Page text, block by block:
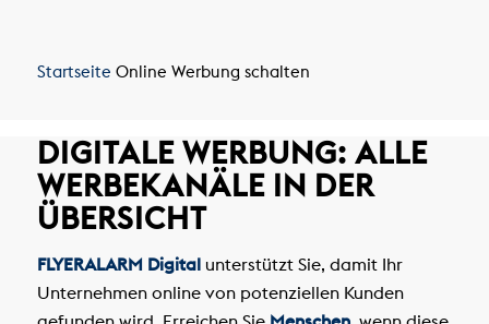
Startseite Online Werbung schalten
DIGITALE WERBUNG: ALLE
WERBEKANÄLE IN DER
ÜBERSICHT
FLYERALARM Digitalunterstützt Sie, damit Ihr
Unternehmen online von potenziellen Kunden